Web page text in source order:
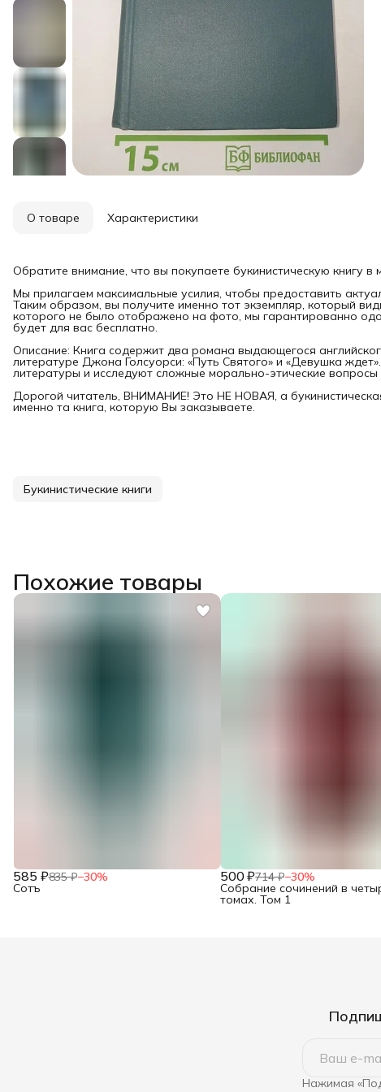
О товаре Характеристики
Обратите внимание, что вы покупаете букинистическую книгу
Мы прилагаем максимальные усилия, чтобы предоставить
Таким образом, вы получите именно тот экземпляр, который
которого не было отображено на фото, мы гарантированно
будет для вас бесплатно.
Описание: Книга содержит два романа выдающегося
литературе Джона Голсуорси: «Путь Святого» и «Девушка
литературы и исследуют сложные морально-этические
Дорогой читатель, ВНИМАНИЕ! Это НЕ НОВАЯ, а
именно та книга, которую Вы заказываете.
Букинистические книги
Похожие товары
585 ₽835 ₽−30%
Сотъ
500 ₽714 ₽−30%
Собрание сочинений в
томах. Том 1
Нажимая